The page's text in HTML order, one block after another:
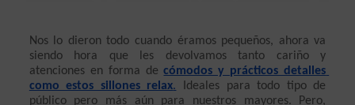
Nos lo dieron todo cuando éramos pequeños, ahora va
siendo hora que les devolvamos tanto cariño y
atenciones en forma de cómodos y prácticos detalles
como estos sillones relax. Ideales para todo tipo de